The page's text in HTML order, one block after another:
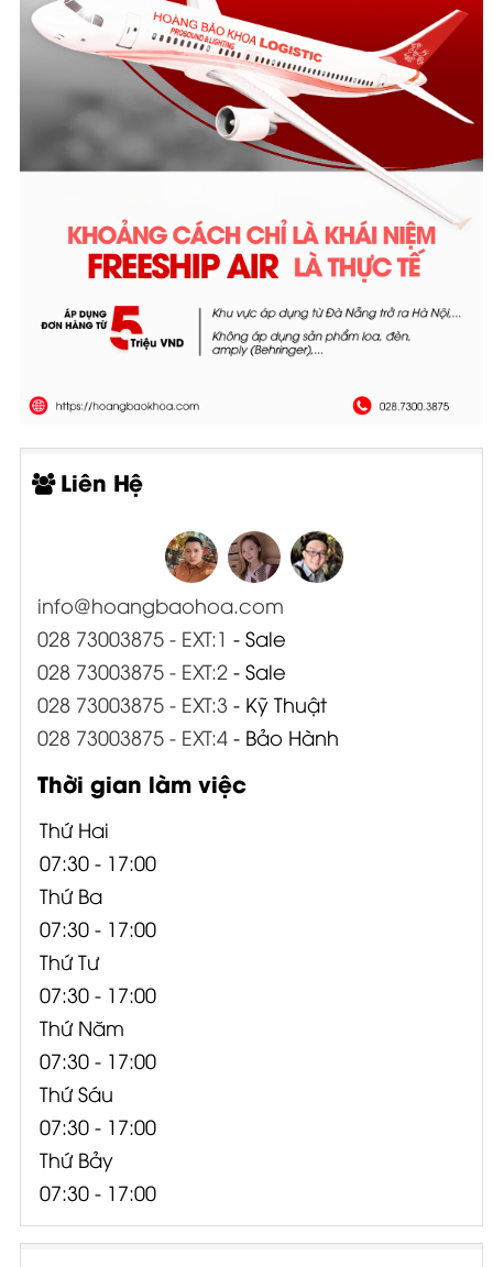
Liên Hệ
info@hoangbaohoa.com
028 73003875 - EXT:1 - Sale
028 73003875 - EXT:2- Sale
028 73003875 - EXT:3 - Kỹ Thuật
028 73003875 - EXT:4- Bảo Hành
Thời gian làm việc
Thứ Hai
07:30 - 17:00
Thứ Ba
07:30 - 17:00
Thứ Tư
07:30 - 17:00
Thứ Năm
07:30 - 17:00
Thứ Sáu
07:30 - 17:00
Thứ Bảy
07:30 - 17:00